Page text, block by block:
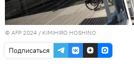
© AFP 2024 / KIMIHIRO HOSHINO
Подписаться